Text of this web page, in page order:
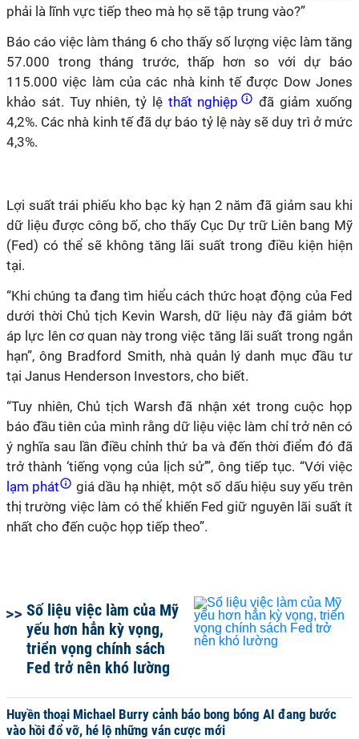
phải là lĩnh vực tiếp theo mà họ sẽ tập trung vào?”
Báo cáo việc làm tháng 6 cho thấy số lượng việc làm tăng
57.000 trong tháng trước, thấp hơn so với dự báo
115.000 việc làm của các nhà kinh tế được Dow Jones
khảo sát. Tuy nhiên, tỷ lệ thất nghiệp
đã giảm xuống
4,2%. Các nhà kinh tế đã dự báo tỷ lệ này sẽ duy trì ở mức
4,3%.
Lợi suất trái phiếu kho bạc kỳ hạn 2 năm đã giảm sau khi
dữ liệu được công bố, cho thấy Cục Dự trữ Liên bang Mỹ
(Fed) có thể sẽ không tăng lãi suất trong điều kiện hiện
tại.
“Khi chúng ta đang tìm hiểu cách thức hoạt động của Fed
dưới thời Chủ tịch Kevin Warsh, dữ liệu này đã giảm bớt
áp lực lên cơ quan này trong việc tăng lãi suất trong ngắn
hạn”, ông Bradford Smith, nhà quản lý danh mục đầu tư
tại Janus Henderson Investors, cho biết.
“Tuy nhiên, Chủ tịch Warsh đã nhận xét trong cuộc họp
báo đầu tiên của mình rằng dữ liệu việc làm chỉ trở nên có
ý nghĩa sau lần điều chỉnh thứ ba và đến thời điểm đó đã
trở thành ‘tiếng vọng của lịch sử’”, ông tiếp tục. “Với việc
lạm phát
giá dầu hạ nhiệt, một số dấu hiệu suy yếu trên
thị trường việc làm có thể khiến Fed giữ nguyên lãi suất ít
nhất cho đến cuộc họp tiếp theo”.
Số liệu việc làm của Mỹ
yếu hơn hẳn kỳ vọng,
triển vọng chính sách
Fed trở nên khó lường
Huyền thoại Michael Burry cảnh báo bong bóng AI đang bước
vào hồi đổ vỡ, hé lộ những ván cược mới